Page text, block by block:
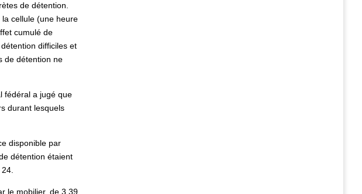
de détention.
cellule (une heure
cumulé de
difficiles et
de détention ne
fédéral a jugé que
durant lesquels
disponible par
détention étaient
le mobilier, de 3,39